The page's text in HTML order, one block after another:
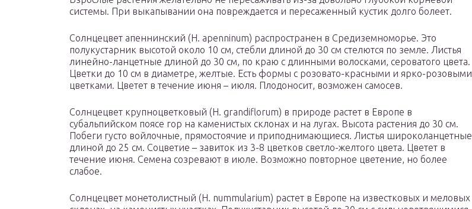
системы. При выкапывании она повреждается и пересаженный кустик долго болеет.
Солнцецвет апеннинский (H. apenninum) распространен в Средиземноморье. Это
полукустарник высотой около 10 см, стебли длиной до 30 см стелются по земле. Листья
линейно-ланцетные длиной до 30 см, по краю с длинными волосками, сероватого цвета.
Цветки до 10 см в диаметре, желтые. Есть формы с розовато-красными и ярко-розовыми
цветками. Цветет в течение июня – июля. Плодоносит, возможен самосев.
Солнцецвет крупноцветковый (H. grandiflorum) в природе растет в Европе в
субальпийском поясе гор на каменистых склонах и на лугах. Высота растения до 30 см.
Побеги густо войлочные, прямостоячие и приподнимающиеся. Листья широколанцетные
длиной до 25 см. Соцветие – завиток из 3-8 цветков светло-желтого цвета. Цветет в
течение июня. Семена созревают в июле. Возможно повторное цветение, но более
слабое.
Солнцецвет монетолистный (H. nummularium) растет в Европе на известковых и меловых